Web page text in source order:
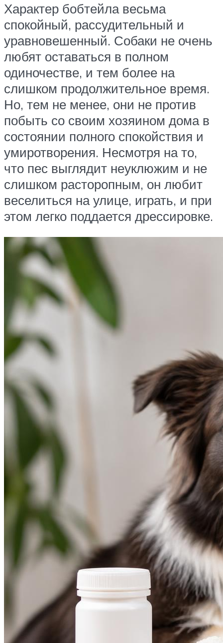
Характер бобтейла весьма
спокойный, рассудительный и
уравновешенный. Собаки не очень
любят оставаться в полном
одиночестве, и тем более на
слишком продолжительное время.
Но, тем не менее, они не против
побыть со своим хозяином дома в
состоянии полного спокойствия и
умиротворения. Несмотря на то,
что пес выглядит неуклюжим и не
слишком расторопным, он любит
веселиться на улице, играть, и при
этом легко поддается дрессировке.